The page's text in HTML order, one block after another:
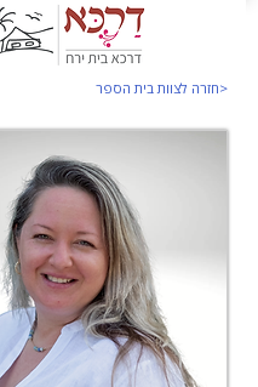
<חזרה לצוות בית הספר